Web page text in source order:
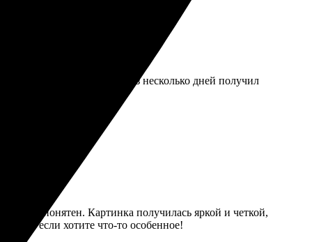
оформил заказ. Через несколько дней получил
понятен. Картинка получилась яркой и четкой,
если хотите что-то особенное!